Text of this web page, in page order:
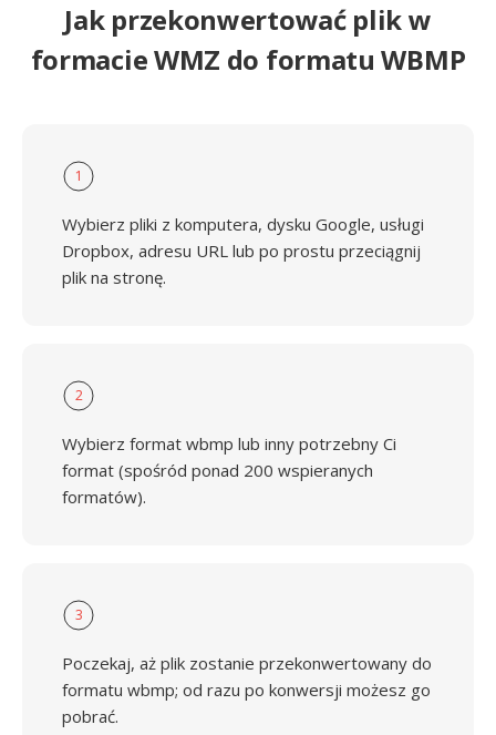
Jak przekonwertować plik w
formacie WMZ do formatu WBMP
1
Wybierz pliki z komputera, dysku Google, usługi
Dropbox, adresu URL lub po prostu przeciągnij
plik na stronę.
2
Wybierz format wbmp lub inny potrzebny Ci
format (spośród ponad 200 wspieranych
formatów).
3
Poczekaj, aż plik zostanie przekonwertowany do
formatu wbmp; od razu po konwersji możesz go
pobrać.